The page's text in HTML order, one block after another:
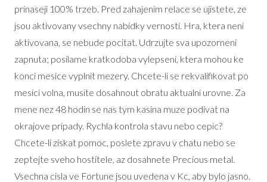
prinaseji 100% trzeb. Pred zahajenim relace se ujistete, ze
jsou aktivovany vsechny nabidky vernosti. Hra, ktera neni
aktivovana, se nebude pocitat. Udrzujte sva upozorneni
zapnuta; posilame kratkodoba vylepseni, ktera mohou ke
konci mesice vyplnit mezery. Chcete-li se rekvalifikovat po
mesici volna, musite dosahnout obratu aktualni urovne. Za
mene nez 48 hodin se nas tym kasina muze podivat na
okrajove pripady. Rychla kontrola stavu nebo cepic?
Chcete-li ziskat pomoc, poslete zpravu v chatu nebo se
zeptejte sveho hostitele, az dosahnete Precious metal.
Vsechna cisla ve Fortune jsou uvedena v Kc, aby bylo jasno.